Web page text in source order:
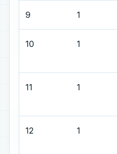
9 1
10 1
11 1
12 1